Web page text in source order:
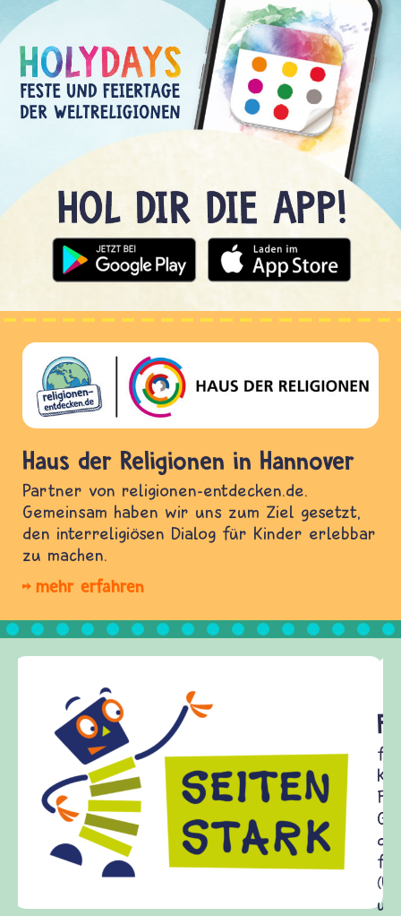
Haus der Religionen in Hannover
Partner von religionen-entdecken.de.
Gemeinsam haben wir uns zum Ziel gesetzt,
den interreligiösen Dialog für Kinder erlebbar
zu machen.
mehr erfahren
Frieden Fragen
frieden-fragen.de ist ein Internet-Angebot für
Kinder, Eltern und ErzieherInnen das zu
Fragen von Krieg und Frieden, Streit und
Gewalt informiert und einen Austausch zu
diesem Themenbereich ermöglicht. frieden-
fragen.de bietet Antworten auf wichtige
(Über-)Lebensfragen aus den Bereichen Krieg
und Frieden, Streit und Gewalt.